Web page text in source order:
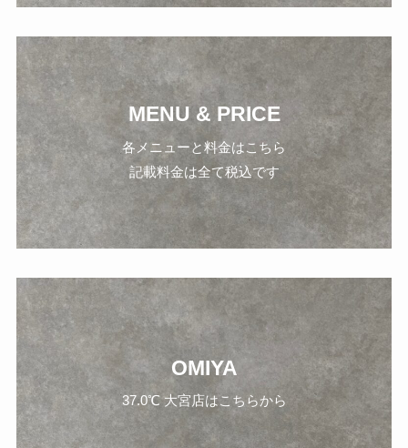
MENU & PRICE
各メニューと料金はこちら
記載料金は全て税込です
OMIYA
37.0℃ 大宮店はこちらから